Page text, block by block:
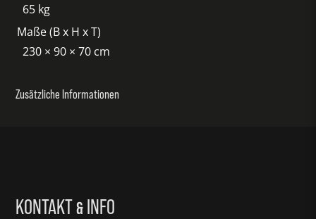
65 kg
Maße (B x H x T)
230 × 90 × 70 cm
Zusätzliche Informationen
KONTAKT& INFO